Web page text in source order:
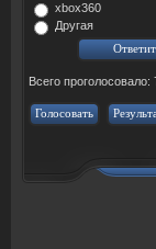
xbox360
Другая
Всего проголосовало:
Голосовать